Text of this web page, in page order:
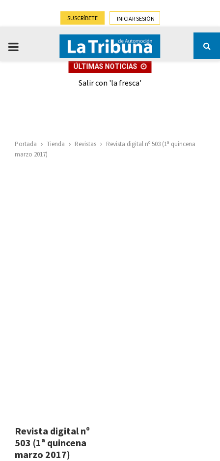
SUSCRÍBETE INICIAR SESIÓN
PRIMARY
ÚLTIMAS NOTICIAS
Salir con 'la fresca'
Portada Tienda Revistas
Revista digital nº 503 (1ª quincena
marzo 2017)
Revista digital nº
503 (1ª quincena
marzo 2017)